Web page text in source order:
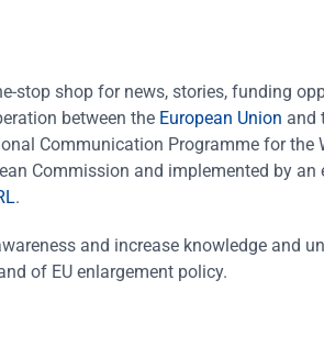
stop shop for news, stories, funding
between the European Union and
Communication Programme for the
Commission and implemented by an
.
and increase knowledge and
of EU enlargement policy.